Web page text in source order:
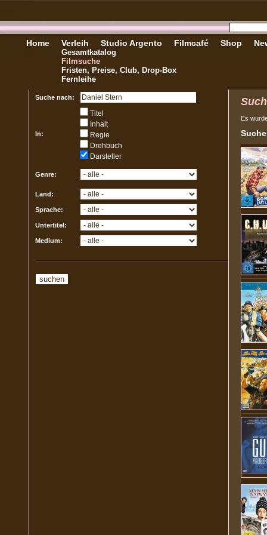
Home Verleih
Gesamtkatalog
Filmsuche
Fristen, Preise, Club, Drop-Box
Fernleihe
Studio Argento Filmcafé Shop
Suche nach:
In:
Titel
Inhalt
Regie
Drehbuch
Darsteller
Genre:
Land:
Sprache:
Untertitel:
Medium:
Es